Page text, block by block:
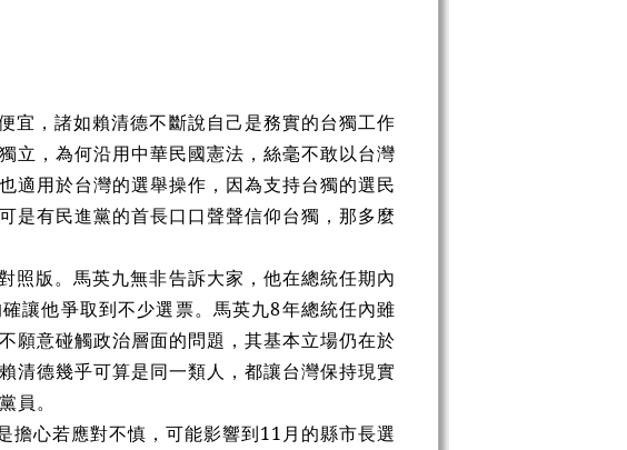
宜，諸如賴清德不斷說自己是務實的台獨工作
立，為何沿用中華民國憲法，絲毫不敢以台灣
適用於台灣的選舉操作，因為支持台獨的選民
是有民進黨的首長口口聲聲信仰台獨，那多麼
照版。馬英九無非告訴大家，他在總統任期內
讓他爭取到不少選票。馬英九8年總統任內雖
願意碰觸政治層面的問題，其基本立場仍在於
清德幾乎可算是同一類人，都讓台灣保持現實
員。
擔心若應對不慎，可能影響到11月的縣市長選